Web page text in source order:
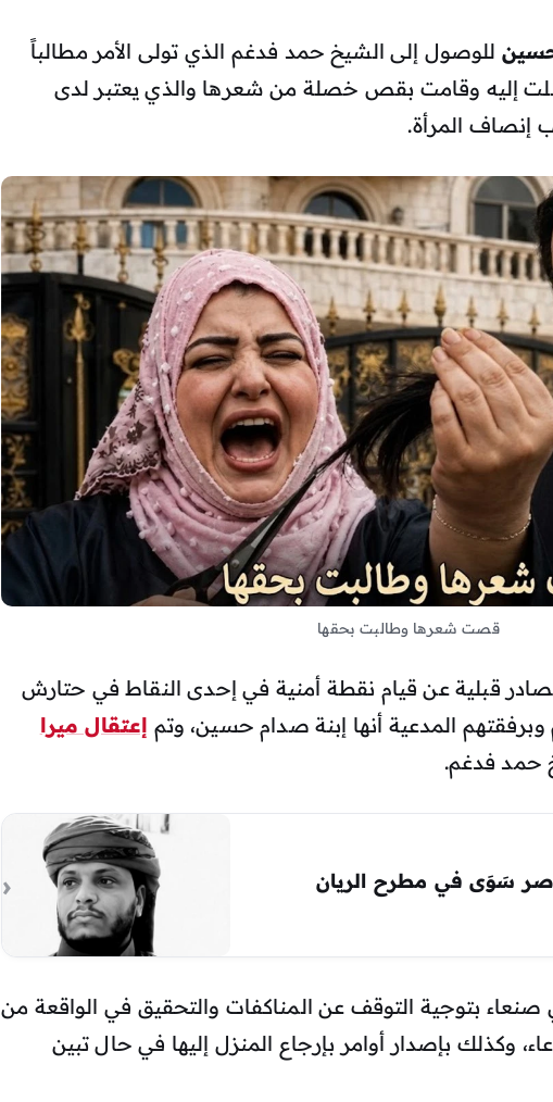
للوصول إلى الشيخ حمد فدغم الذي تولى الأمر مطالباً
إليه وقامت بقص خصلة من شعرها والذي يعتبر لدى
إنصاف المرأة.
قصت شعرها وطالبت بحقها
قبلية عن قيام نقطة أمنية في إحدى النقاط في حتارش
المدعية أنها إبنة صدام حسين، وتم إعتقال ميرا
حمد فدغم.
سَوَى في مطرح الريان
بتوجية التوقف عن المناكفات والتحقيق في الواقعة من
وكذلك بإصدار أوامر بإرجاع المنزل إليها في حال تبين